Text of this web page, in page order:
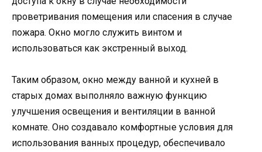
проветривания помещения или спасения в случае
пожара. Окно могло служить винтом и
использоваться как экстренный выход.
Таким образом, окно между ванной и кухней в
старых домах выполняло важную функцию
улучшения освещения и вентиляции в ванной
комнате. Оно создавало комфортные условия для
использования ванных процедур, обеспечивало